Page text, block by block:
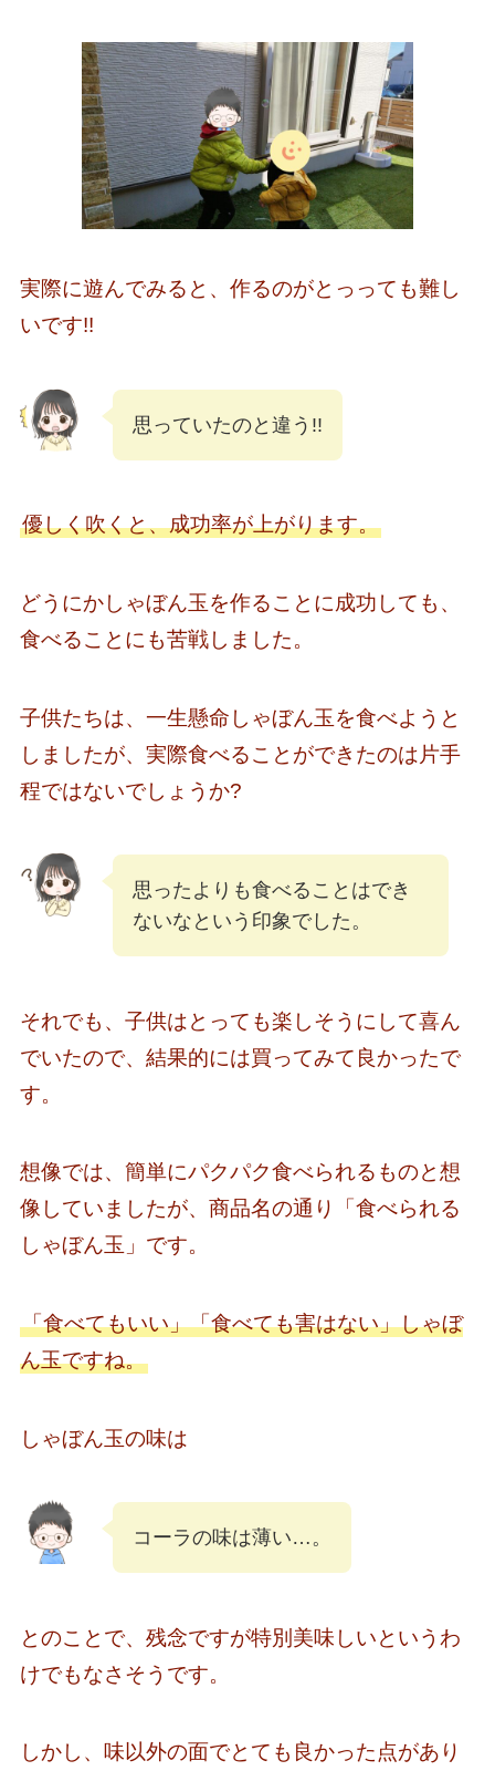
実際に遊んでみると、作るのがとっっても難し
いです!!
思っていたのと違う!!
優しく吹くと、成功率が上がります。
どうにかしゃぼん玉を作ることに成功しても、
食べることにも苦戦しました。
子供たちは、一生懸命しゃぼん玉を食べようと
しましたが、実際食べることができたのは片手
程ではないでしょうか?
思ったよりも食べることはでき
ないなという印象でした。
それでも、子供はとっても楽しそうにして喜ん
でいたので、結果的には買ってみて良かったで
す。
想像では、簡単にパクパク食べられるものと想
像していましたが、商品名の通り「食べられる
しゃぼん玉」です。
「食べてもいい」「食べても害はない」しゃぼ
ん玉ですね。
しゃぼん玉の味は
コーラの味は薄い…。
とのことで、残念ですが特別美味しいというわ
けでもなさそうです。
しかし、味以外の面でとても良かった点があり